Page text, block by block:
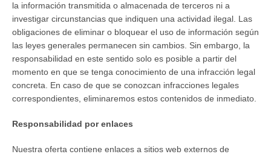
la información transmitida o almacenada de terceros ni a
investigar circunstancias que indiquen una actividad ilegal. Las
obligaciones de eliminar o bloquear el uso de información según
las leyes generales permanecen sin cambios. Sin embargo, la
responsabilidad en este sentido solo es posible a partir del
momento en que se tenga conocimiento de una infracción legal
concreta. En caso de que se conozcan infracciones legales
correspondientes, eliminaremos estos contenidos de inmediato.
Responsabilidad por enlaces
Nuestra oferta contiene enlaces a sitios web externos de